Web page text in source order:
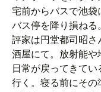
宅前からバスで池袋
バス停を降り損ね
評家は円堂都司昭
酒屋にて。放射能や
日常が戻ってきて
行く。寝る前にその